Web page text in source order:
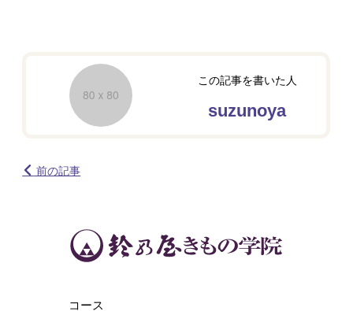
この記事を書いた人
suzunoya
前の記事
コース